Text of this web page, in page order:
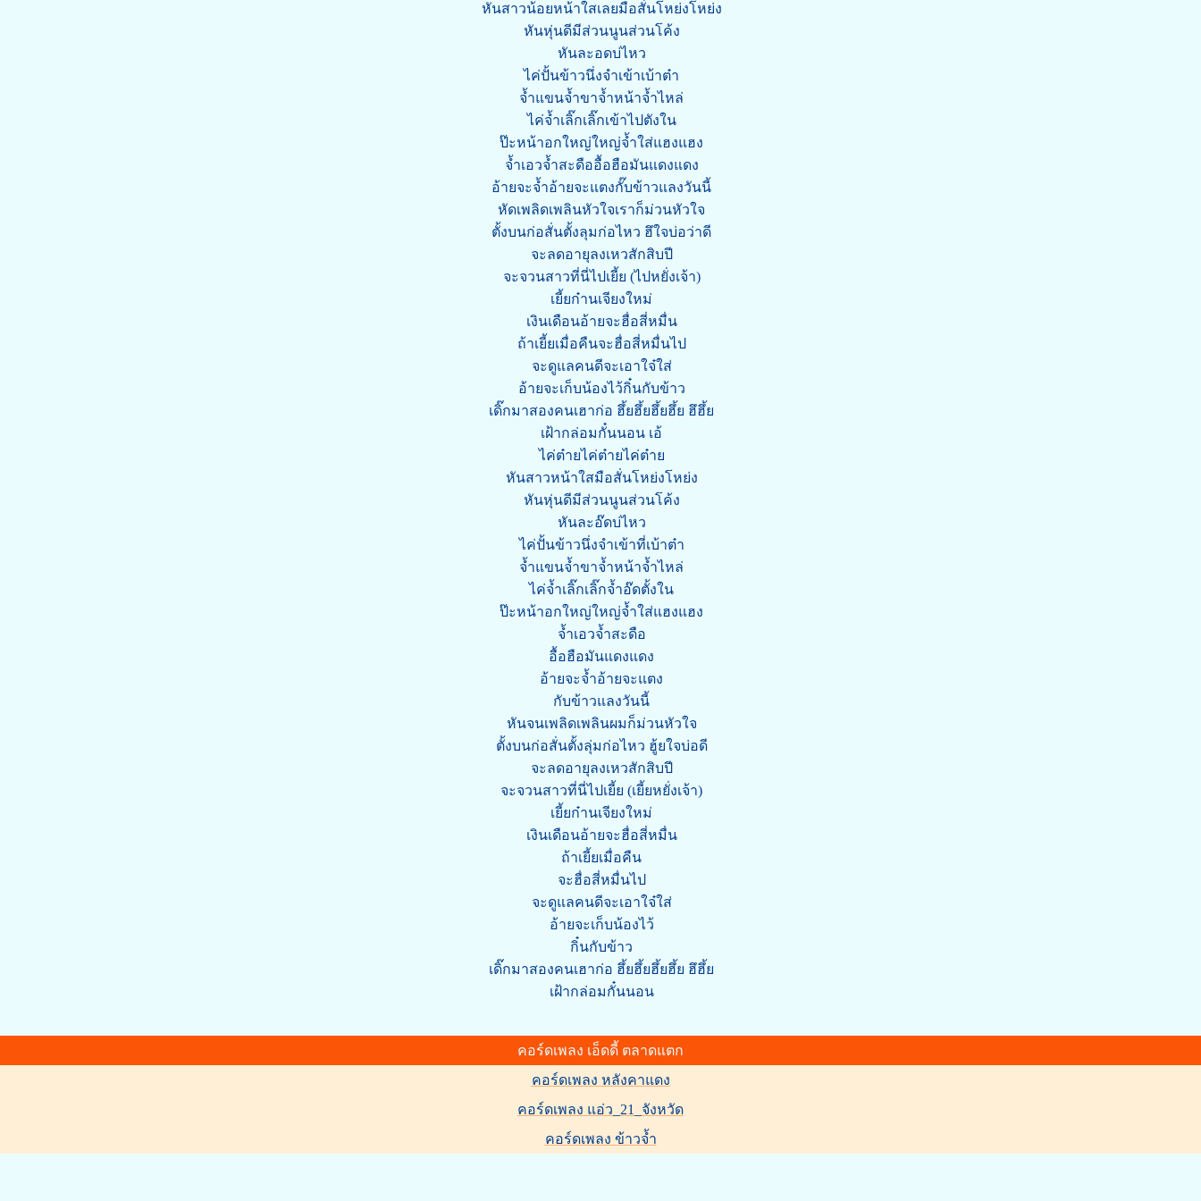
หันสาวน้อยหน้าใสเลยมือสั่นโหย่งโหย่ง
หันหุ่นดีมีส่วนนูนส่วนโค้ง
หันละอดบ่ไหว
ไค่ปั้นข้าวนึ่งจำเข้าเบ้าต๋า
จ้ำแขนจ้ำขาจ้ำหน้าจ้ำไหล่
ไค่จ้ำเลิ๊กเลิ๊กเข้าไปตังใน
ป๊ะหน้าอกใหญ่ใหญ่จ้ำใส่แฮงแฮง
จ้ำเอวจ้ำสะดืออื้อฮือมันแดงแดง
อ้ายจะจ้ำอ้ายจะแตงกั๊บข้าวแลงวันนี้
หัดเพลิดเพลินหัวใจเราก็ม่วนหัวใจ
ตั้งบนก่อสั่นตั้งลุมก่อไหว ฮึใจบ่อว่าดี
จะลดอายุลงเหวสักสิบปี
จะจวนสาวที่นี่ไปเยี้ย (ไปหยั่งเจ้า)
เยี้ยก๋านเจียงใหม่
เงินเดือนอ้ายจะฮื่อสี่หมื่น
ถ้าเยี้ยเมื่อคืนจะฮื่อสี่หมื่นไป
จะดูแลคนดีจะเอาใจ๋ใส่
อ้ายจะเก็บน้องไว้กิ๋นกับข้าว
เดิ๊กมาสองคนเฮาก่อ ฮึ้ยฮึ้ยฮึ้ยฮึ้ย ฮึฮึ้ย
เฝ้ากล่อมกั๋นนอน เอ้
ไค่ต๋ายไค่ต๋ายไค่ต๋าย
หันสาวหน้าใสมือสั่นโหย่งโหย่ง
หันหุ่นดีมีส่วนนูนส่วนโค้ง
หันละอ๊ดบ่ไหว
ไค่ปั้นข้าวนึ่งจำเข้าที่เบ้าต๋า
จ้ำแขนจ้ำขาจ้ำหน้าจ้ำไหล่
ไค่จ้ำเลิ๊กเลิ๊กจ้ำอ๊ดตั้งใน
ป๊ะหน้าอกใหญ่ใหญ่จ้ำใส่แฮงแฮง
จ้ำเอวจ้ำสะดือ
อื้อฮือมันแดงแดง
อ้ายจะจ้ำอ้ายจะแตง
กับข้าวแลงวันนี้
หันจนเพลิดเพลินผมก็ม่วนหัวใจ
ตั้งบนก่อสั่นตั้งลุ่มก่อไหว ฮู้ยใจบ่อดี
จะลดอายุลงเหวสักสิบปี
จะจวนสาวที่นี่ไปเยี้ย (เยี้ยหยั่งเจ้า)
เยี้ยก๋านเจียงใหม่
เงินเดือนอ้ายจะฮื่อสี่หมื่น
ถ้าเยี้ยเมื่อคืน
จะฮื่อสี่หมื่นไป
จะดูแลคนดีจะเอาใจ๋ใส่
อ้ายจะเก็บน้องไว้
กิ๋นกับข้าว
เดิ๊กมาสองคนเฮาก่อ ฮึ้ยฮึ้ยฮึ้ยฮึ้ย ฮึฮึ้ย
เฝ้ากล่อมกั๋นนอน
คอร์ดเพลง เอ็ดดี้ ตลาดแตก
คอร์ดเพลง หลังคาแดง
คอร์ดเพลง แอ่ว_21_จังหวัด
คอร์ดเพลง ข้าวจ้ำ